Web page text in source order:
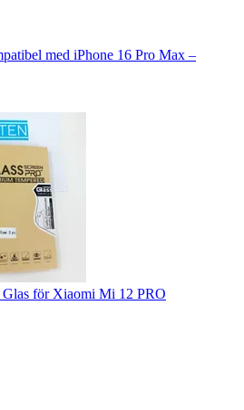
med iPhone 16 Pro Max –
för Xiaomi Mi 12 PRO